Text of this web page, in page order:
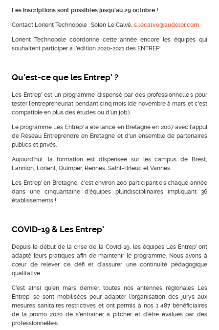
Les inscriptions sont possibles jusqu’au 29 octobre !
Contact Lorient Technopole : Solen Le Calvé, s.lecalve@audelor.com
Lorient Technopole coordonne cette année encore les équipes qui
souhaitent participer à l’édition 2020-2021 des ENTREP’
Qu’est-ce que les Entrep’ ?
Les Entrep’ est un programme dispensé par des professionnel·le·s pour
tester l’entrepreneuriat pendant cinq mois (de novembre à mars et c’est
compatible en plus des études ou d’un job.).
Le programme Les Entrep’ a été lancé en Bretagne en 2007 avec l’appui
de Réseau Entreprendre en Bretagne et d’un ensemble de partenaires
publics et privés.
Aujourd’hui, la formation est dispensée sur les campus de Brest,
Lannion, Lorient, Quimper, Rennes, Saint-Brieuc et Vannes.
Les Entrep’ en Bretagne, c’est environ 200 participant·e·s chaque année
dans une cinquantaine d’équipes pluridisciplinaires impliquant 36
établissements !
COVID-19 & Les Entrep’
Depuis le début de la crise de la Covid-19, les équipes Les Entrep’ ont
adapté leurs pratiques afin de maintenir le programme. Nous avons à
cœur de relever ce défi et d’assurer une continuité pédagogique
qualitative.
C’est ainsi qu’en mars dernier, toutes nos antennes régionales Les
Entrep’ se sont mobilisées pour adapter l’organisation des jurys aux
mesures sanitaires restrictives et ont permis à nos 1 487 bénéficiaires
de la promo 2020 de s’entraîner à pitcher et d’être évalués par des
professionnel·le·s.